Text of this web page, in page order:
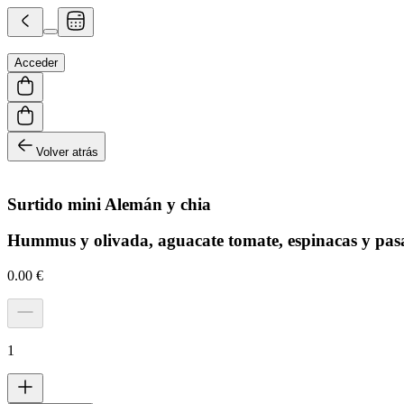
Acceder
Volver atrás
Surtido mini Alemán y chia
Hummus y olivada, aguacate tomate, espinacas y
0.00 €
1